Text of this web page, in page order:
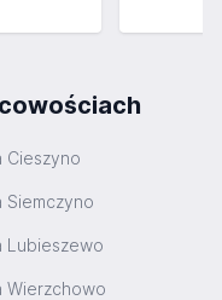
Cieszyno
Siemczyno
Lubieszewo
Wierzchowo